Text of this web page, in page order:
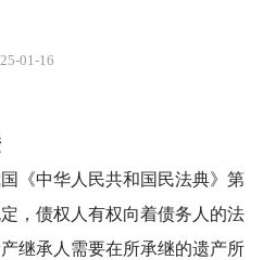
01-16
《中华人民共和国民法典》第
，债权人有权向着债务人的法
继承人需要在所承继的遗产所